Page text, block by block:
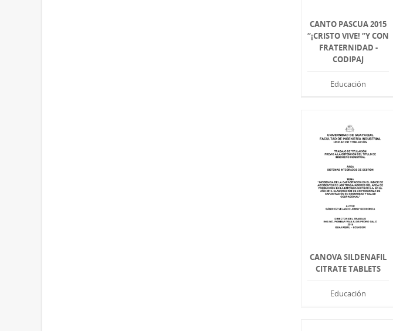
CANTO PASCUA 2015
“¡CRISTO VIVE! “Y CON
FRATERNIDAD -
CODIPAJ
Educación
CANOVA SILDENAFIL
CITRATE TABLETS
Educación